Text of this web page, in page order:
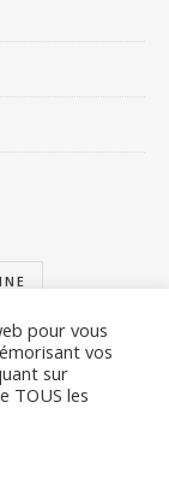
À CARRELER
pour vous
vos
sur
TOUS les